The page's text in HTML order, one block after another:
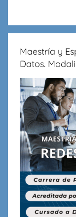
Maestría y
Datos.